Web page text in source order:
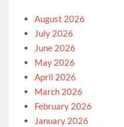
August 2026
July 2026
June 2026
May 2026
April 2026
March 2026
February 2026
January 2026